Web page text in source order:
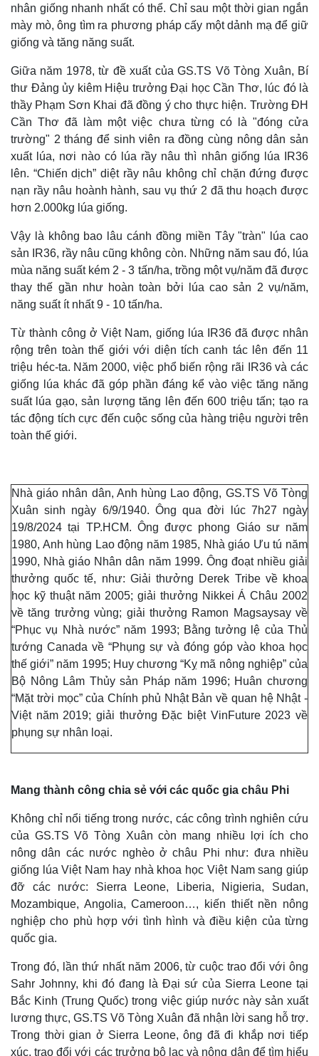
Pháp luật
Vụ án
Tin nóng
Tư vấn luật
Quân sự - Quốc phòng
Vũ khí
Việt Nam
Phân tích
Thế giới thể thao
Hậu trường
Tư vấn
nhân giống nhanh nhất có thể. Chỉ sau một thời gian ngắn
mày mò, ông tìm ra phương pháp cấy một dảnh mạ để giữ
giống và tăng năng suất.
Giữa năm 1978, từ đề xuất của GS.TS Võ Tòng Xuân, Bí
thư Đảng ủy kiêm Hiệu trưởng Đại học Cần Thơ, lúc đó là
thầy Phạm Sơn Khai đã đồng ý cho thực hiện. Trường ĐH
Cần Thơ đã làm một việc chưa từng có là "đóng cửa
trường" 2 tháng để sinh viên ra đồng cùng nông dân sản
xuất lúa, nơi nào có lúa rầy nâu thì nhân giống lúa IR36
lên. “Chiến dịch” diệt rầy nâu không chỉ chặn đứng được
nạn rầy nâu hoành hành, sau vụ thứ 2 đã thu hoạch được
hơn 2.000kg lúa giống.
Vậy là không bao lâu cánh đồng miền Tây "tràn" lúa cao
sản IR36, rầy nâu cũng không còn. Những năm sau đó, lúa
mùa năng suất kém 2 - 3 tấn/ha, trồng một vụ/năm đã được
thay thế gần như hoàn toàn bởi lúa cao sản 2 vụ/năm,
năng suất ít nhất 9 - 10 tấn/ha.
Từ thành công ở Việt Nam, giống lúa IR36 đã được nhân
rộng trên toàn thế giới với diện tích canh tác lên đến 11
triệu héc-ta. Năm 2000, việc phổ biến rộng rãi IR36 và các
giống lúa khác đã góp phần đáng kể vào việc tăng năng
suất lúa gạo, sản lượng tăng lên đến 600 triệu tấn; tạo ra
tác động tích cực đến cuộc sống của hàng triệu người trên
toàn thế giới.
Nhà giáo nhân dân, Anh hùng Lao động, GS.TS Võ Tòng
Xuân sinh ngày 6/9/1940. Ông qua đời lúc 7h27 ngày
19/8/2024 tại TP.HCM. Ông được phong Giáo sư năm
1980, Anh hùng Lao động năm 1985, Nhà giáo Ưu tú năm
1990, Nhà giáo Nhân dân năm 1999. Ông đoạt nhiều giải
thưởng quốc tế, như: Giải thưởng Derek Tribe về khoa
học kỹ thuật năm 2005; giải thưởng Nikkei Á Châu 2002
về tăng trưởng vùng; giải thưởng Ramon Magsaysay về
“Phục vụ Nhà nước” năm 1993; Bằng tưởng lệ của Thủ
tướng Canada về “Phụng sự và đóng góp vào khoa học
thế giới” năm 1995; Huy chương “Kỵ mã nông nghiệp” của
Bộ Nông Lâm Thủy sản Pháp năm 1996; Huân chương
“Mặt trời mọc” của Chính phủ Nhật Bản về quan hệ Nhật -
Việt năm 2019; giải thưởng Đặc biệt VinFuture 2023 về
phụng sự nhân loại.
Mang thành công chia sẻ với các quốc gia châu Phi
Không chỉ nổi tiếng trong nước, các công trình nghiên cứu
của GS.TS Võ Tòng Xuân còn mang nhiều lợi ích cho
nông dân các nước nghèo ở châu Phi như: đưa nhiều
giống lúa Việt Nam hay nhà khoa học Việt Nam sang giúp
đỡ các nước: Sierra Leone, Liberia, Nigieria, Sudan,
Mozambique, Angolia, Cameroon…, kiến thiết nền nông
nghiệp cho phù hợp với tình hình và điều kiện của từng
quốc gia.
Trong đó, lần thứ nhất năm 2006, từ cuộc trao đổi với ông
Sahr Johnny, khi đó đang là Đại sứ của Sierra Leone tại
Bắc Kinh (Trung Quốc) trong việc giúp nước này sản xuất
lương thực, GS.TS Võ Tòng Xuân đã nhận lời sang hỗ trợ.
Trong thời gian ở Sierra Leone, ông đã đi khắp nơi tiếp
xúc, trao đổi với các trưởng bộ lạc và nông dân để tìm hiểu